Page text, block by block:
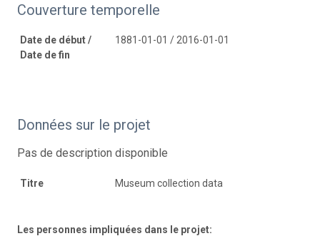
Couverture temporelle
Date de début /
Date de fin
1881-01-01 / 2016-01-01
Données sur le projet
Pas de description disponible
Titre Museum collection data
Les personnes impliquées dans le projet: